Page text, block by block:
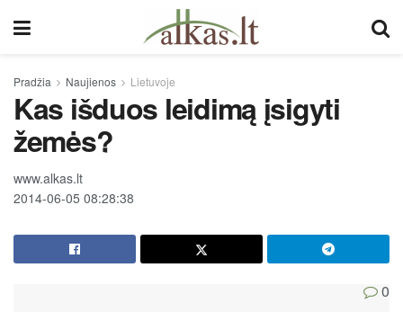
Pradžia Naujienos Lietuvoje
Kas išduos leidimą įsigyti
žemės?
www.alkas.lt
2014-06-05 08:28:38
0